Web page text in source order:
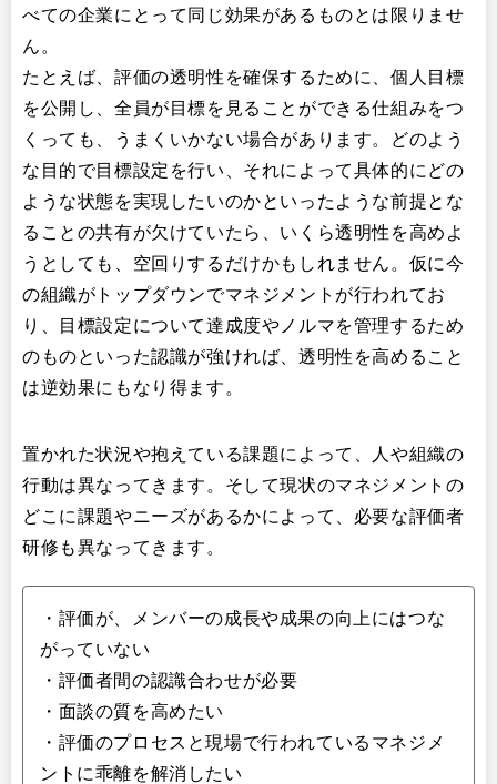
べての企業にとって同じ効果があるものとは限りませ
ん。
たとえば、評価の透明性を確保するために、個人目標
を公開し、全員が目標を見ることができる仕組みをつ
くっても、うまくいかない場合があります。どのよう
な目的で目標設定を行い、それによって具体的にどの
ような状態を実現したいのかといったような前提とな
ることの共有が欠けていたら、いくら透明性を高めよ
うとしても、空回りするだけかもしれません。仮に今
の組織がトップダウンでマネジメントが行われてお
り、目標設定について達成度やノルマを管理するため
のものといった認識が強ければ、透明性を高めること
は逆効果にもなり得ます。
置かれた状況や抱えている課題によって、人や組織の
行動は異なってきます。そして現状のマネジメントの
どこに課題やニーズがあるかによって、必要な評価者
研修も異なってきます。
・評価が、メンバーの成長や成果の向上にはつな
がっていない
・評価者間の認識合わせが必要
・面談の質を高めたい
・評価のプロセスと現場で行われているマネジメ
ントに乖離を解消したい